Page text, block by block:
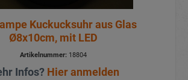
Kuckucksuhr aus Glas
Ø8x10cm, mit LED
Artikelnummer:18804
Infos? Hier anmelden